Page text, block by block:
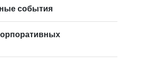
события